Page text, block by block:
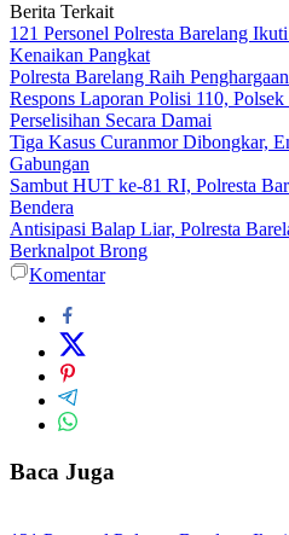
Berita Terkait
121 Personel Polresta Barelang
Kenaikan Pangkat
Polresta Barelang Raih
Respons Laporan Polisi 110,
Perselisihan Secara Damai
Tiga Kasus Curanmor Dibongkar,
Gabungan
Sambut HUT ke-81 RI, Polresta
Bendera
Antisipasi Balap Liar, Polresta
Berknalpot Brong
Komentar
Baca Juga